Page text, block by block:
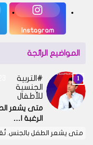
Instagram
المواضيع الرائجة
التربية
الجنسية
للأطفال
متى يشعر
الرغبة ا…
متى يشعر الطفل بالجنس.